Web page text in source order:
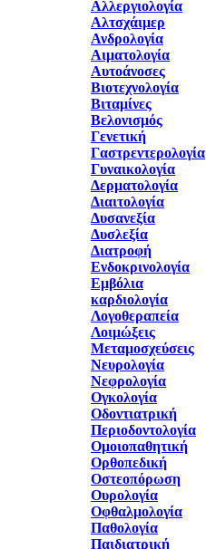
Αλλεργιολογία
Αλτσχάιμερ
Ανδρολογία
Αιματολογία
Αυτοάνοσες
Βιοτεχνολογία
Βιταμίνες
Βελονισμός
Γενετική
Γαστρεντερολογία
Γυναικολογία
Δερματολογία
Διαιτολογία
Δυσανεξία
Δυσλεξία
Διατροφή
Ενδοκρινολογία
Εμβόλια
καρδιολογία
Λογοθεραπεία
Λοιμώξεις
Μεταμοσχεύσεις
Νευρολογία
Νεφρολογία
Ογκολογία
Οδοντιατρική
Περιοδοντολογία
Ομοιοπαθητική
Ορθοπεδική
Οστεοπόρωση
Ουρολογία
Οφθαλμολογία
Παθολογία
Παιδιατρική